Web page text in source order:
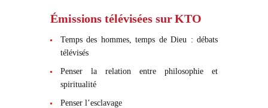
Émissions télévisées sur KTO
Temps des hommes, temps de Dieu : débats
télévisés
Penser la relation entre philosophie et
spiritualité
Penser l’esclavage